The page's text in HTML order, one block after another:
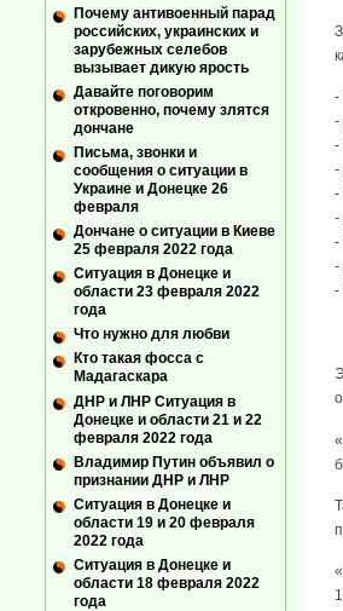
-
-
-
-
-
-
-
-
-
Почему антивоенный парад
российских, украинских и
зарубежных селебов
вызывает дикую ярость
Давайте поговорим
откровенно, почему злятся
дончане
Письма, звонки и
сообщения о ситуации в
Украине и Донецке 26
февраля
Дончане о ситуации в Киеве
25 февраля 2022 года
Ситуация в Донецке и
области 23 февраля 2022
года
Что нужно для любви
Кто такая фосса с
Мадагаскара
ДНР и ЛНР Ситуация в
Донецке и области 21 и 22
февраля 2022 года
Владимир Путин объявил о
признании ДНР и ЛНР
Ситуация в Донецке и
области 19 и 20 февраля
2022 года
Ситуация в Донецке и
области 18 февраля 2022
года